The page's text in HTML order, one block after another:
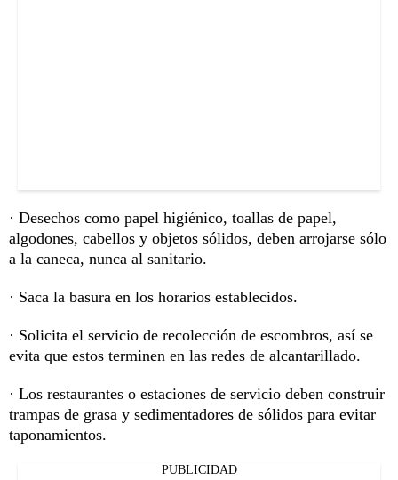
· Desechos como papel higiénico, toallas de papel,
algodones, cabellos y objetos sólidos, deben arrojarse sólo
a la caneca, nunca al sanitario.
· Saca la basura en los horarios establecidos.
· Solicita el servicio de recolección de escombros, así se
evita que estos terminen en las redes de alcantarillado.
· Los restaurantes o estaciones de servicio deben construir
trampas de grasa y sedimentadores de sólidos para evitar
taponamientos.
PUBLICIDAD